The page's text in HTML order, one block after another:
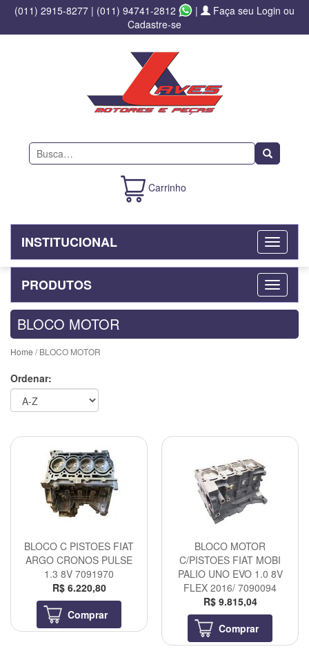
(011) 2915-8277 | (011) 94741-2812 |
Faça seu Login ou
Cadastre-se
Buscar
Carrinho
INSTITUCIONAL
PRODUTOS
BLOCO MOTOR
Home / BLOCO MOTOR
Ordenar:
BLOCO C PISTOES FIAT
ARGO CRONOS PULSE
1.3 8V 7091970
R$ 6.220,80
Comprar
BLOCO MOTOR
C/PISTOES FIAT MOBI
PALIO UNO EVO 1.0 8V
FLEX 2016/ 7090094
R$ 9.815,04
Comprar